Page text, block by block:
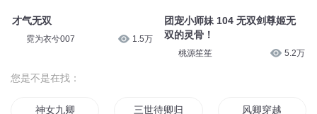
才气无双
霓为衣兮007 1.5万
团宠小师妹 104 无双剑尊姬无
双的灵骨！
桃源笙笙 5.2万
您是不是在找：
神女九卿 三世待卿归 风卿穿越